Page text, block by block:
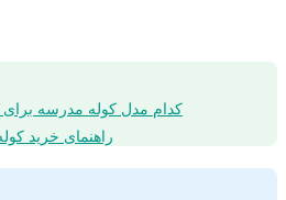
کدام مدل کوله مدرسه
راهنمای خرید